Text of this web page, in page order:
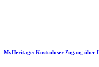
MyHeritage: Kostenloser Zugang über